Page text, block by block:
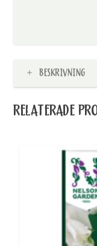
BESKRIVNING
RELATERADE